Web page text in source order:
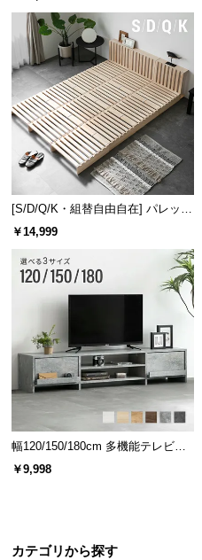
[S/D/Q/K・組替自由自在] パレット
ベッド 8/12/16枚セット
￥14,999
幅120/150/180cm 多機能テレビボ
ード 木目/石目調 オープン収納・
￥9,998
カテゴリから探す